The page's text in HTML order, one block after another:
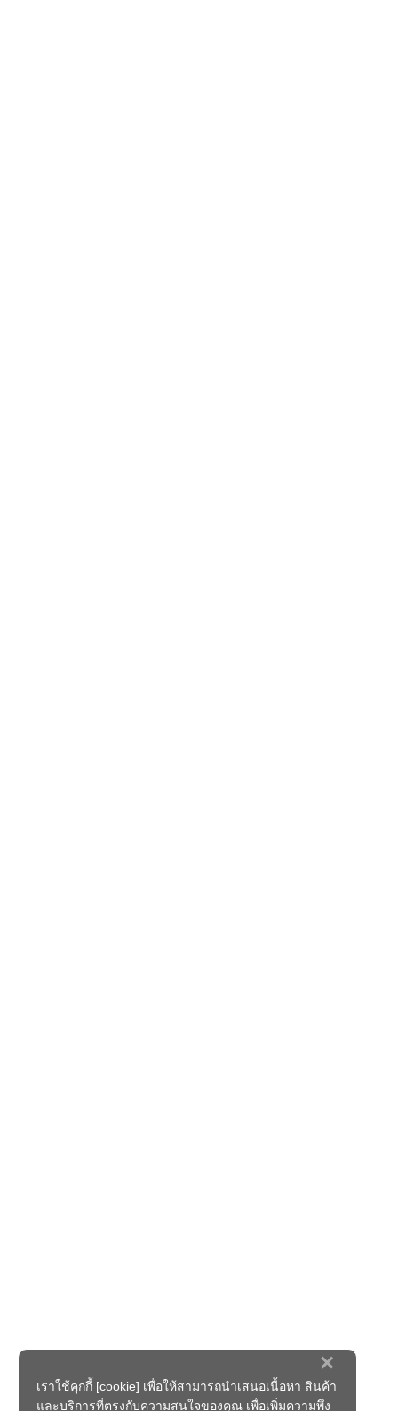
×
เราใช้คุกกี้ [cookie] เพื่อให้สามารถนำเสนอเนื้อหา สินค้า
และบริการที่ตรงกับความสนใจของคุณ เพื่อเพิ่มความพึง